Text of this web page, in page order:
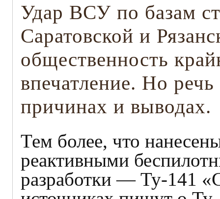
Удар ВСУ по базам
Саратовской и
общественность
впечатление. Но
причинах и выводах.
Тем более, что
реактивными
разработки — Ту-141